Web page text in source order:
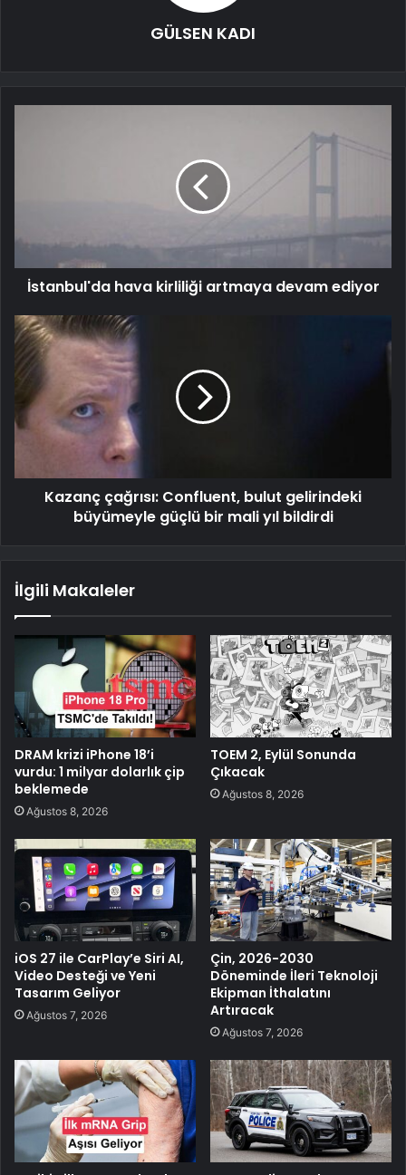
GÜLSEN KADI
İstanbul'da hava kirliliği artmaya devam ediyor
Kazanç çağrısı: Confluent, bulut gelirindeki
büyümeyle güçlü bir mali yıl bildirdi
İlgili Makaleler
DRAM krizi iPhone 18’i
vurdu: 1 milyar dolarlık çip
beklemede
Ağustos 8, 2026
TOEM 2, Eylül Sonunda
Çıkacak
Ağustos 8, 2026
iOS 27 ile CarPlay’e Siri AI,
Video Desteği ve Yeni
Tasarım Geliyor
Ağustos 7, 2026
Çin, 2026-2030
Döneminde İleri Teknoloji
Ekipman İthalatını
Artıracak
Ağustos 7, 2026